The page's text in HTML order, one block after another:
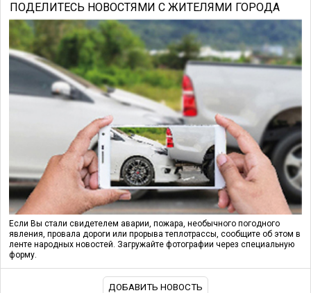
ПОДЕЛИТЕСЬ НОВОСТЯМИ С ЖИТЕЛЯМИ ГОРОДА
Если Вы стали свидетелем аварии, пожара, необычного погодного
явления, провала дороги или прорыва теплотрассы, сообщите об этом в
ленте народных новостей. Загружайте фотографии через специальную
форму.
ДОБАВИТЬ НОВОСТЬ